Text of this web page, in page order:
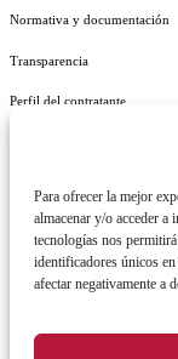
Para ofrecer la mejor
almacenar y/o acceder
tecnologías nos
identificadores únicos
afectar negativamente a
Normativa y documentación
Transparencia
Perfil del contratante